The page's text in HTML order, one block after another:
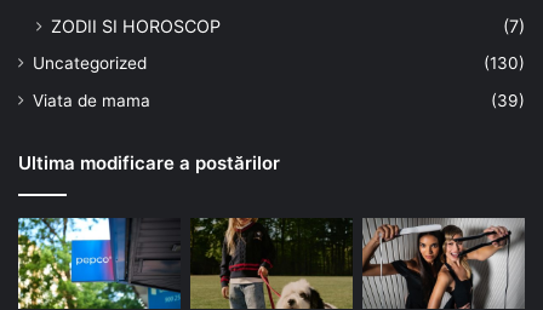
ZODII SI HOROSCOP
(7)
Uncategorized
(130)
Viata de mama
(39)
Ultima modificare a postărilor